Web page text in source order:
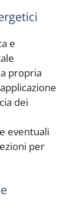
e
propria
dei
eventuali
per